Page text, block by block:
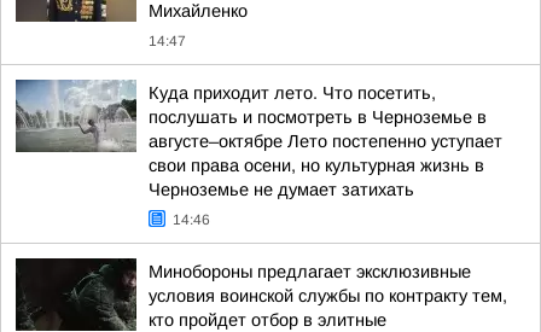
Михайленко
14:47
Куда приходит лето. Что посетить,
послушать и посмотреть в Черноземье в
августе–октябре Лето постепенно уступает
свои права осени, но культурная жизнь в
Черноземье не думает затихать
14:46
Минобороны предлагает эксклюзивные
условия воинской службы по контракту тем,
кто пройдет отбор в элитные